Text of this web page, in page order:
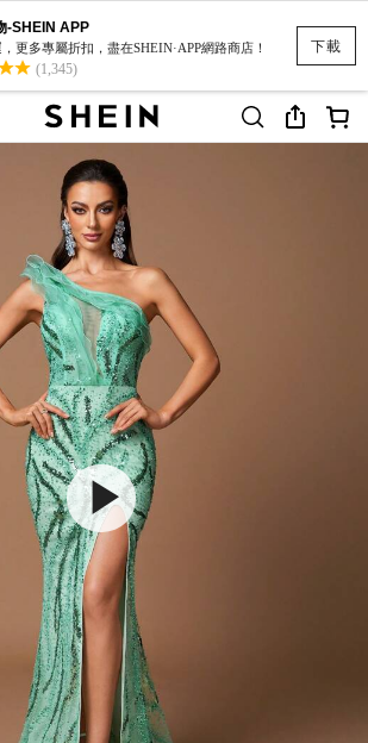
下載
-SHEIN APP
更多專屬折扣，盡在SHEIN·APP網路商店！
(1,345)